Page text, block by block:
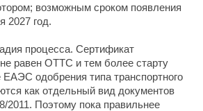
возможным сроком появления
2027 год.
процесса. Сертификат
равен ОТТС и тем более старту
одобрения типа транспортного
как отдельный вид документов
2011. Поэтому пока правильнее